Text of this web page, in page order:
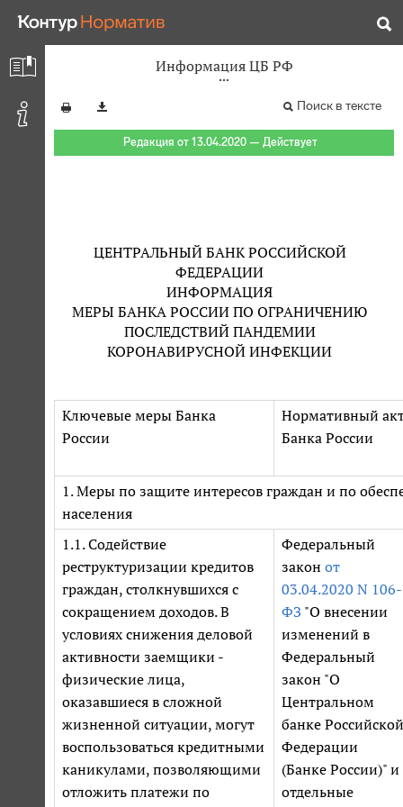
Информация ЦБ РФ
Поиск в тексте
Редакция от 13.04.2020 — Действует
ЦЕНТРАЛЬНЫЙ БАНК РОССИЙСКОЙ
ФЕДЕРАЦИИ
ИНФОРМАЦИЯ
МЕРЫ БАНКА РОССИИ ПО ОГРАНИЧЕНИЮ
ПОСЛЕДСТВИЙ ПАНДЕМИИ
КОРОНАВИРУСНОЙ ИНФЕКЦИИ
Ключевые меры Банка
России
Нормативный
Банка России
1. Меры по защите интересов граждан и по
населения
1.1. Содействие
реструктуризации кредитов
граждан, столкнувшихся с
сокращением доходов. В
условиях снижения деловой
активности заемщики -
физические лица,
оказавшиеся в сложной
жизненной ситуации, могут
воспользоваться кредитными
каникулами, позволяющими
отложить платежи по
Федеральный
закон от
03.04.2020 N 106-
ФЗ "О внесении
изменений в
Федеральный
закон "О
Центральном
банке Российской
Федерации
(Банке России)" и
отдельные